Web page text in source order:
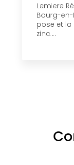
Lemiere
Bourg-
pose et
zinc....